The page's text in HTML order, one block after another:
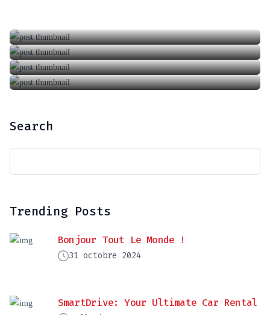
6 mars 2018
LuxRoam: Premium Journey Experiences
8 septembre 2019
Search
Trending Posts
Bonjour Tout Le Monde !
31 octobre 2024
SmartDrive: Your Ultimate Car Rental